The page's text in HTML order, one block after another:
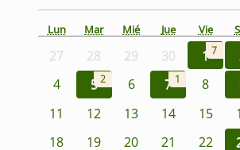
Lun Mar Mié Jue Vie
27 28 29 30 17
4 52 6 7 1 8
11
12 13 14 15
18
19 20 21 22